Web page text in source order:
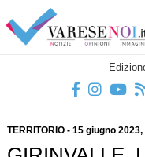
TERRITORIO- 15 giugno 2023,